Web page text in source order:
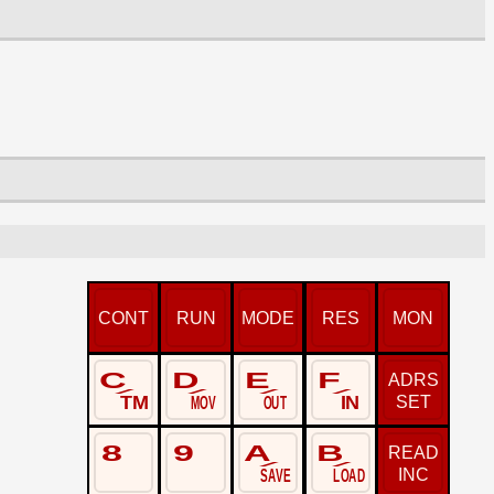
CONT RUN MODE RES MON
C/
TM
D/
MOV
E/
OUT
F/
IN
ADRS
SET
8 9 A/
SAVE
B/
LOAD
READ
INC